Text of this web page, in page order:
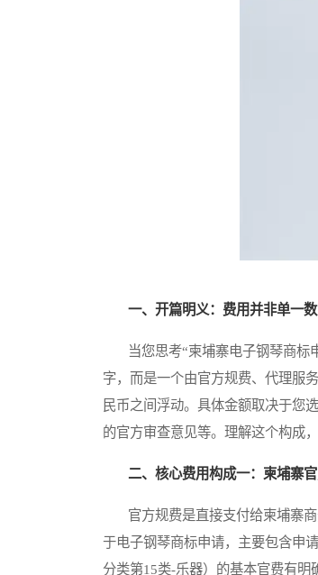
一、开篇明义：费用并非单一
当您思考“柬埔寨电子钢琴商标
字，而是一个由官方规费、代理服
民币之间浮动。具体金额取决于您
的官方审查意见等。理解这个构成
二、核心费用构成一：柬埔寨
官方规费是直接支付给柬埔寨商
于电子钢琴商标申请，主要包含申
分类第15类-乐器）的基本官费有